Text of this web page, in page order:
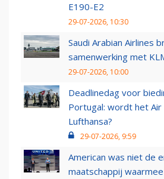
E190-E2
29-07-2026, 10:30
Saudi Arabian Airlines
samenwerking met
29-07-2026, 10:00
Deadlinedag voor
Portugal: wordt het Air
Lufthansa?
29-07-2026, 9:59
American was niet de
maatschappij